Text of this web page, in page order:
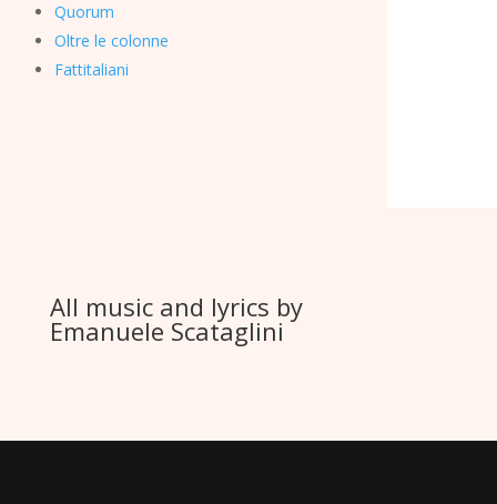
Quorum
Oltre le colonne
Fattitaliani
All music and lyrics by
Emanuele Scataglini